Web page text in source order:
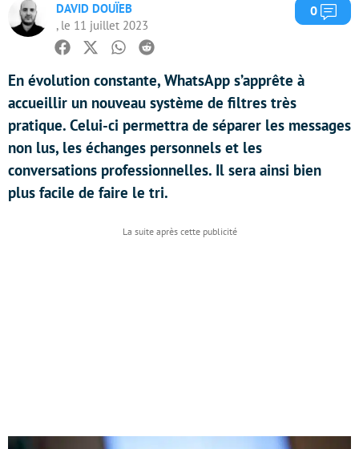
DAVID DOUÏEB
, le 11 juillet 2023
0
Facebook
TwitterWhatsapp
Reddit
En évolution constante, WhatsApp s’apprête à
accueillir un nouveau système de filtres très
pratique. Celui-ci permettra de séparer les messages
non lus, les échanges personnels et les
conversations professionnelles. Il sera ainsi bien
plus facile de faire le tri.